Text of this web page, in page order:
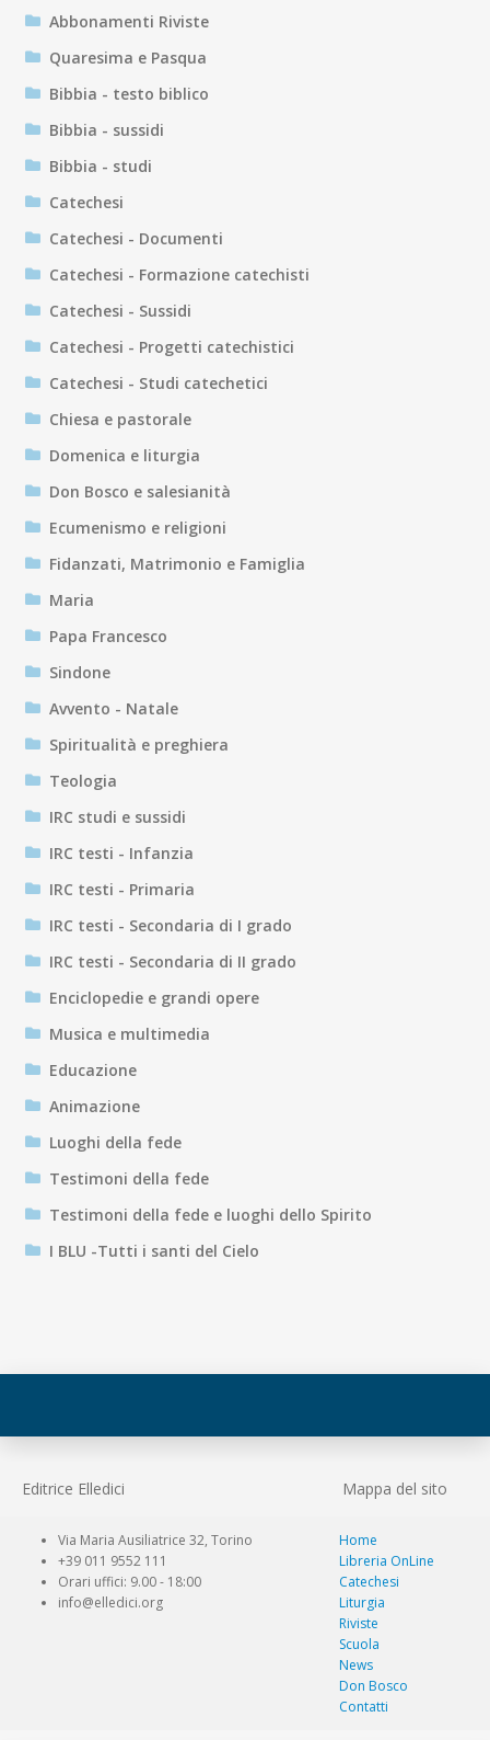
Abbonamenti Riviste
Quaresima e Pasqua
Bibbia - testo biblico
Bibbia - sussidi
Bibbia - studi
Catechesi
Catechesi - Documenti
Catechesi - Formazione catechisti
Catechesi - Sussidi
Catechesi - Progetti catechistici
Catechesi - Studi catechetici
Chiesa e pastorale
Domenica e liturgia
Don Bosco e salesianità
Ecumenismo e religioni
Fidanzati, Matrimonio e Famiglia
Maria
Papa Francesco
Sindone
Avvento - Natale
Spiritualità e preghiera
Teologia
IRC studi e sussidi
IRC testi - Infanzia
IRC testi - Primaria
IRC testi - Secondaria di I grado
IRC testi - Secondaria di II grado
Enciclopedie e grandi opere
Musica e multimedia
Educazione
Animazione
Luoghi della fede
Testimoni della fede
Testimoni della fede e luoghi dello Spirito
I BLU -Tutti i santi del Cielo
Editrice Elledici Mappa del sito
Via Maria Ausiliatrice 32, Torino
+39 011 9552 111
Orari uffici: 9.00 - 18:00
info@elledici.org
Home
Libreria OnLine
Catechesi
Liturgia
Riviste
Scuola
News
Don Bosco
Contatti